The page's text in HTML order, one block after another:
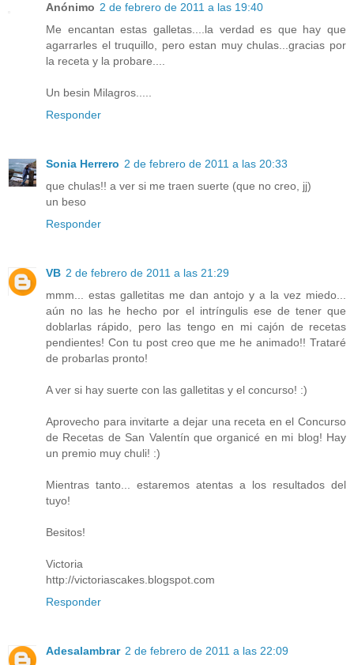
Anónimo 2 de febrero de 2011 a las 19:40
Me encantan estas galletas....la verdad es que hay que
agarrarles el truquillo, pero estan muy chulas...gracias por
la receta y la probare....
Un besin Milagros.....
Responder
Sonia Herrero 2 de febrero de 2011 a las 20:33
que chulas!! a ver si me traen suerte (que no creo, jj)
un beso
Responder
VB 2 de febrero de 2011 a las 21:29
mmm... estas galletitas me dan antojo y a la vez miedo...
aún no las he hecho por el intríngulis ese de tener que
doblarlas rápido, pero las tengo en mi cajón de recetas
pendientes! Con tu post creo que me he animado!! Trataré
de probarlas pronto!
A ver si hay suerte con las galletitas y el concurso! :)
Aprovecho para invitarte a dejar una receta en el Concurso
de Recetas de San Valentín que organicé en mi blog! Hay
un premio muy chuli! :)
Mientras tanto... estaremos atentas a los resultados del
tuyo!
Besitos!
Victoria
http://victoriascakes.blogspot.com
Responder
Adesalambrar 2 de febrero de 2011 a las 22:09